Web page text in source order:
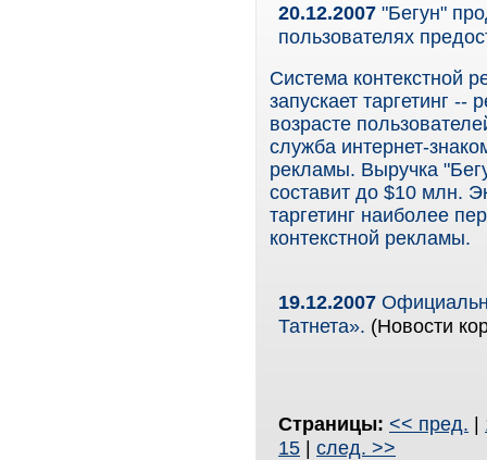
20.12.2007 "Бегун"
пользователях
Система контекстной
запускает таргетинг
возрасте
служба интернет-
рекламы. Выручка
составит до $10 млн.
таргетинг наиболее
контекстной рекламы.
19.12.2007
Татнета». (Новости
Страницы: << пред. |
15 | след. >>